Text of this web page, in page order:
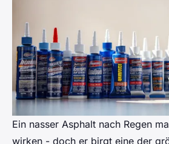
Ein nasser Asphalt nach Regen
wirken - doch er birgt eine der